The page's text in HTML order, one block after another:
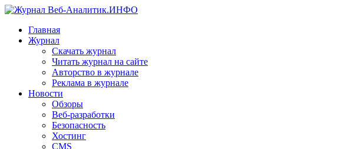
Главная
Журнал
Скачать журнал
Читать журнал на сайте
Авторство в журнале
Реклама в журнале
Новости
Обзоры
Веб-разработки
Безопасность
Хостинг
CMS